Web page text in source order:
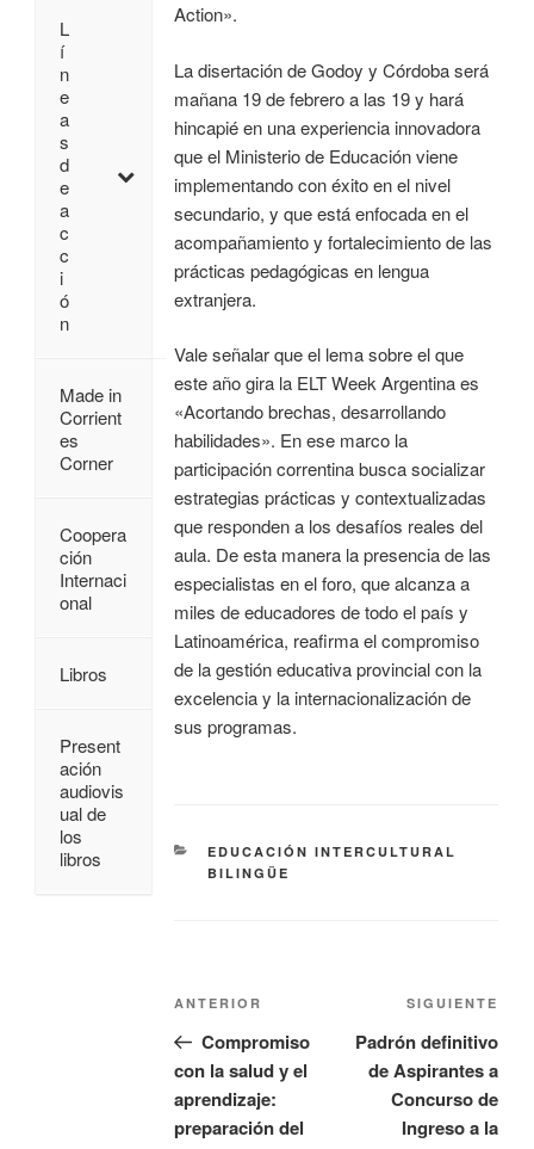
Action».
La disertación de Godoy y Córdoba será
mañana 19 de febrero a las 19 y hará
hincapié en una experiencia innovadora
que el Ministerio de Educación viene
implementando con éxito en el nivel
secundario, y que está enfocada en el
acompañamiento y fortalecimiento de las
prácticas pedagógicas en lengua
extranjera.
Vale señalar que el lema sobre el que
este año gira la ELT Week Argentina es
«Acortando brechas, desarrollando
habilidades». En ese marco la
participación correntina busca socializar
estrategias prácticas y contextualizadas
que responden a los desafíos reales del
aula. De esta manera la presencia de las
especialistas en el foro, que alcanza a
miles de educadores de todo el país y
Latinoamérica, reafirma el compromiso
de la gestión educativa provincial con la
excelencia y la internacionalización de
sus programas.
EDUCACIÓN INTERCULTURAL
BILINGÜE
ANTERIOR
Compromiso
con la salud y el
aprendizaje:
preparación del
SIGUIENTE
Padrón definitivo
de Aspirantes a
Concurso de
Ingreso a la
L
í
n
e
a
s
d
e
a
c
c
i
ó
n
Made in
Corrient
es
Corner
Coopera
ción
Internaci
onal
Libros
Present
ación
audiovis
ual de
los
libros